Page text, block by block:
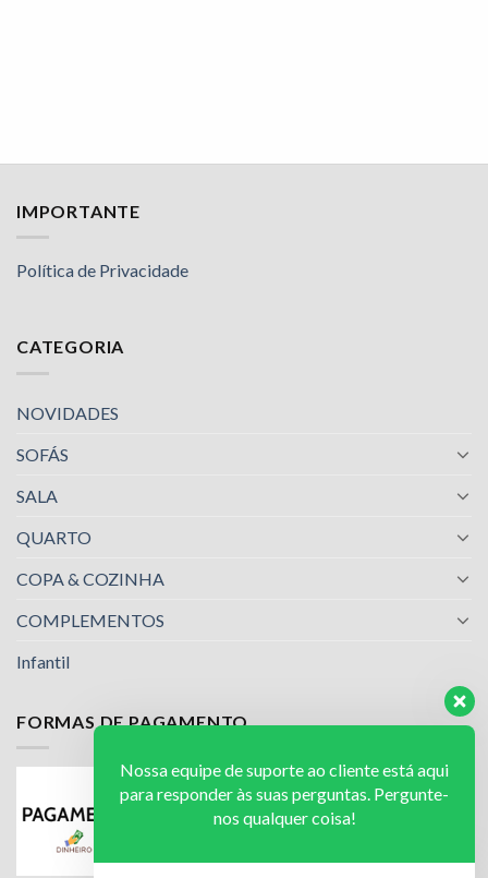
IMPORTANTE
Política de Privacidade
CATEGORIA
NOVIDADES
SOFÁS
SALA
QUARTO
COPA & COZINHA
COMPLEMENTOS
Infantil
FORMAS DE PAGAMENTO
Nossa equipe de suporte ao cliente está aqui
para responder às suas perguntas. Pergunte-
nos qualquer coisa!